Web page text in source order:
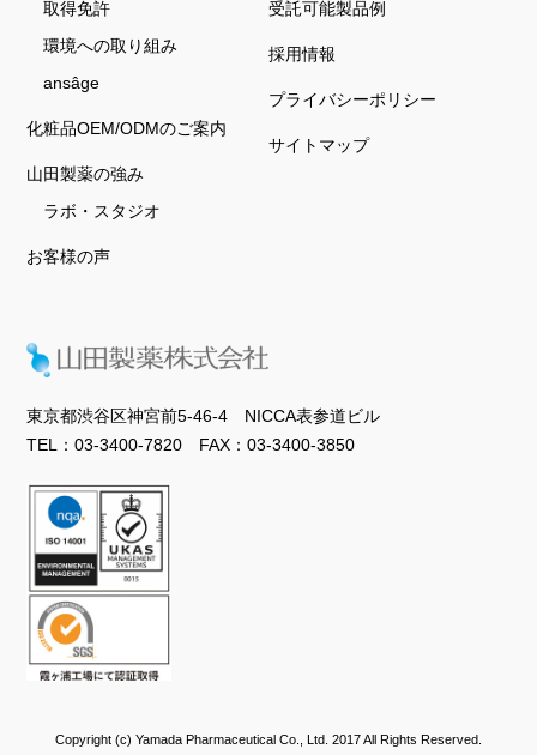
取得免許
環境への取り組み
ansâge
化粧品OEM/ODMのご案内
山田製薬の強み
ラボ・スタジオ
お客様の声
受託可能製品例
採用情報
プライバシーポリシー
サイトマップ
東京都渋谷区神宮前5-46-4 NICCA表参道ビル
TEL：03-3400-7820 FAX：03-3400-3850
Copyright (c) Yamada Pharmaceutical Co., Ltd. 2017 All Rights Reserved.